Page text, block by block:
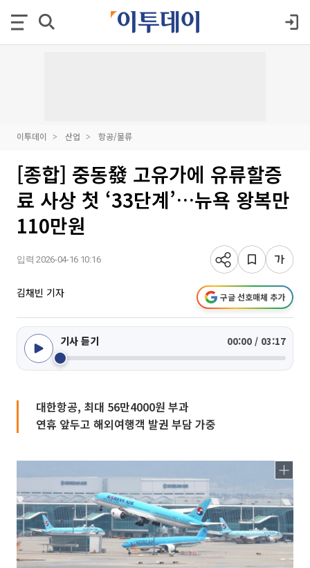
이투데이 산업 항공/물류
[종합] 중동發 고유가에 유류할증
료 사상 첫 ‘33단계’…뉴욕 왕복만
110만원
입력 2026-04-16 10:16
김채빈 기자 구글 선호매체 추가
기사 듣기 00:00 / 03:17
대한항공, 최대 56만4000원 부과
연휴 앞두고 해외여행객 발권 부담 가중